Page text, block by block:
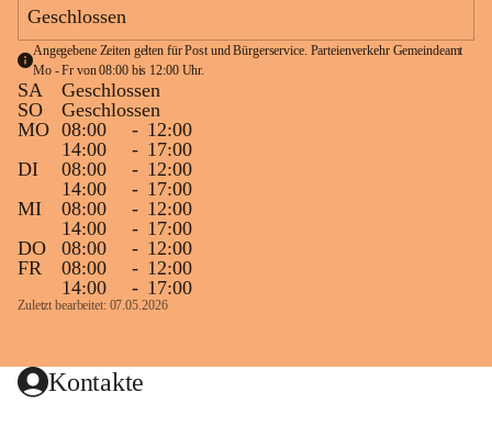
Geschlossen
Angegebene Zeiten gelten für Post und Bürgerservice. Parteienverkehr Gemeindeamt
Mo - Fr von 08:00 bis 12:00 Uhr.
SA
Geschlossen
SO
Geschlossen
MO 08:00 - 12:00
14:00
- 17:00
DI
08:00 - 12:00
14:00
- 17:00
MI
08:00 - 12:00
14:00
- 17:00
DO
08:00 - 12:00
FR
08:00 - 12:00
14:00
- 17:00
Zuletzt bearbeitet: 07.05.2026
Kontakte